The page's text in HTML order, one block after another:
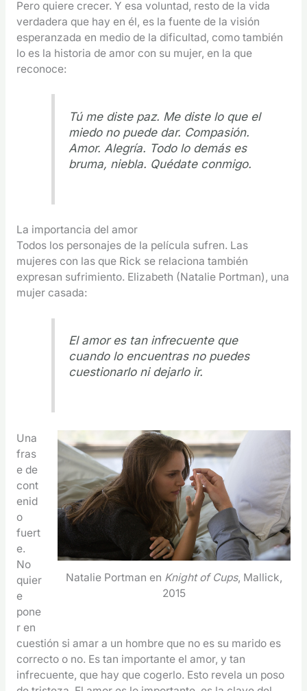
Pero quiere crecer. Y esa voluntad, resto de la vida
verdadera que hay en él, es la fuente de la visión
esperanzada en medio de la dificultad, como también
lo es la historia de amor con su mujer, en la que
reconoce:
Tú me diste paz. Me diste lo que el
miedo no puede dar. Compasión.
Amor. Alegría. Todo lo demás es
bruma, niebla. Quédate conmigo.
La importancia del amor
Todos los personajes de la película sufren. Las
mujeres con las que Rick se relaciona también
expresan sufrimiento. Elizabeth (Natalie Portman), una
mujer casada:
El amor es tan infrecuente que
cuando lo encuentras no puedes
cuestionarlo ni dejarlo ir.
Natalie Portman en Knight of Cups, Mallick,
2015
Una
fras
e de
cont
enid
o
fuert
e.
No
quier
e
pone
r en
cuestión si amar a un hombre que no es su marido es
correcto o no. Es tan importante el amor, y tan
infrecuente, que hay que cogerlo. Esto revela un poso